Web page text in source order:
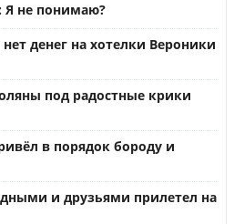
не понимаю?
денег на хотелки Вероники
под радостные крики
в порядок бороду и
и друзьями прилетел на